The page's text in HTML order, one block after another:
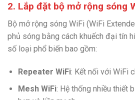
2. Lắp đặt bộ mở rộng sóng
Bộ mở rộng sóng WiFi (WiFi
phủ sóng bằng cách khuếch đại tín
số loại phổ biến bao gồm:
Repeater WiFi: Kết nối với WiFi
Mesh WiFi: Hệ thống nhiều thiết